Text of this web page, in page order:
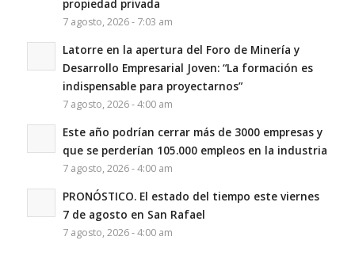
propiedad privada
7 agosto, 2026 - 7:03 am
Latorre en la apertura del Foro de Minería y
Desarrollo Empresarial Joven: “La formación es
indispensable para proyectarnos”
7 agosto, 2026 - 4:00 am
Este año podrían cerrar más de 3000 empresas y
que se perderían 105.000 empleos en la industria
7 agosto, 2026 - 4:00 am
PRONÓSTICO. El estado del tiempo este viernes
7 de agosto en San Rafael
7 agosto, 2026 - 4:00 am